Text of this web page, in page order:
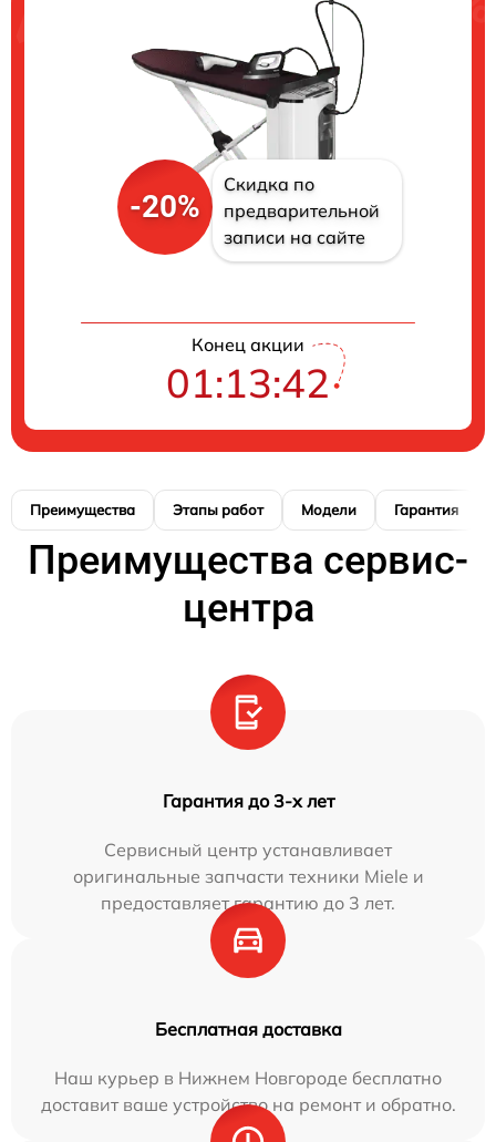
-20%
Скидка по
предварительной
записи на сайте
Конец акции
01:13:41
Преимущества Этапы работ Модели Гарантия
Преимущества сервис-
центра
Гарантия до 3-х лет
Сервисный центр устанавливает
оригинальные запчасти техники Miele и
предоставляет гарантию до 3 лет.
Бесплатная доставка
Наш курьер в Нижнем Новгороде бесплатно
доставит ваше устройство на ремонт и обратно.